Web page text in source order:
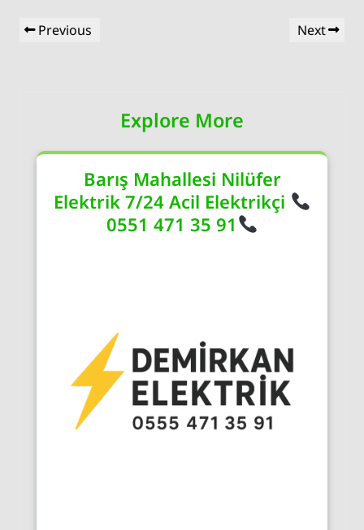
Yazı
gezinmesi
Previous
Previous
Next
Next
Explore More
Barış Mahallesi Nilüfer
Elektrik 7/24 Acil Elektrikçi
0551 471 35 91